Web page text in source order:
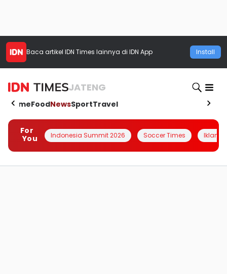
Baca artikel IDN Times lainnya di IDN App Install
JATENG
HomeFoodNewsSportTravel
For
You
Indonesia Summit 2026 Soccer Times Iklanin